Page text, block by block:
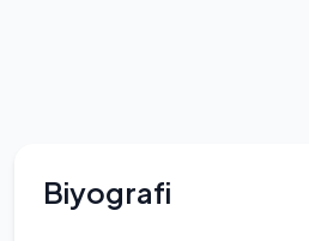
Biyografi